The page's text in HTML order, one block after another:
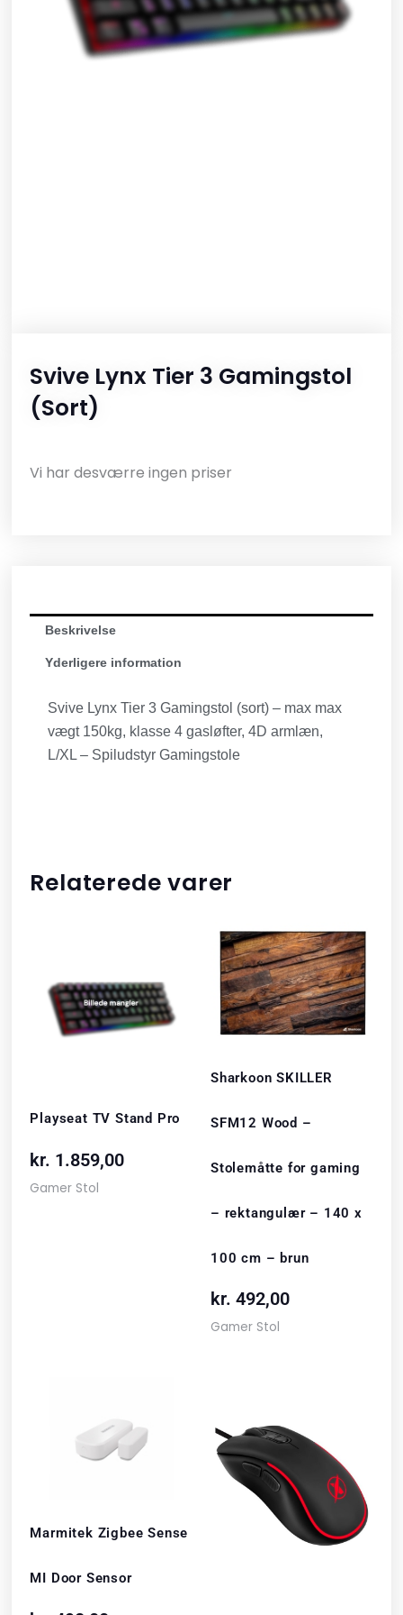
Svive Lynx Tier 3 Gamingstol
(sort)
Vi har desværre ingen priser
Beskrivelse
Yderligere information
Svive Lynx Tier 3 Gamingstol (sort) – max max
vægt 150kg, klasse 4 gasløfter, 4D armlæn,
L/XL – Spiludstyr Gamingstole
Relaterede varer
Playseat TV Stand Pro
kr. 1.859,00
Gamer Stol
Sharkoon SKILLER
SFM12 Wood –
Stolemåtte for gaming
– rektangulær – 140 x
100 cm – brun
kr. 492,00
Gamer Stol
Marmitek Zigbee Sense
MI Door Sensor